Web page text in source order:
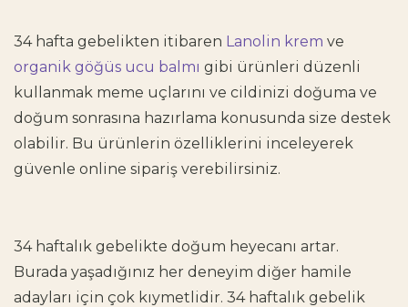
34 hafta gebelikten itibaren Lanolin krem ve
organik göğüs ucu balmı gibi ürünleri düzenli
kullanmak meme uçlarını ve cildinizi doğuma ve
doğum sonrasına hazırlama konusunda size destek
olabilir. Bu ürünlerin özelliklerini inceleyerek
güvenle online sipariş verebilirsiniz.
34 haftalık gebelikte doğum heyecanı artar.
Burada yaşadığınız her deneyim diğer hamile
adayları için çok kıymetlidir. 34 haftalık gebelik